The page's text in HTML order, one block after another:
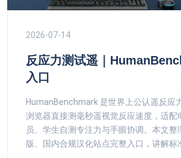
2026-07-14
反应力测试遥｜
入口
HumanBenchmark 是世界上公认遥反应
浏览器直接测毫秒遥视觉反应速度，适配
员、学生自测专注力与手眼协调。本文
版、国内合规汉化站点完整入口，讲解标